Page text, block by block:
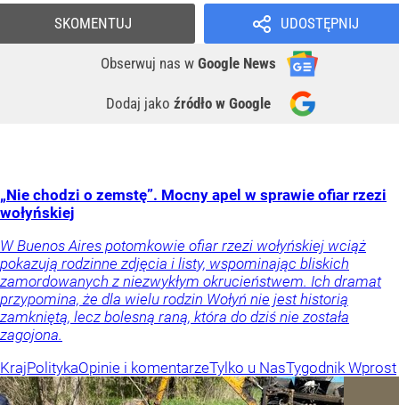
UDOSTĘPNIJ
Obserwuj nas w Google News
Dodaj jako źródło w Google
SKOMENTUJ
„Nie chodzi o zemstę”. Mocny apel w sprawie ofiar rzezi
wołyńskiej
W Buenos Aires potomkowie ofiar rzezi wołyńskiej wciąż
pokazują rodzinne zdjęcia i listy, wspominając bliskich
zamordowanych z niezwykłym okrucieństwem. Ich dramat
przypomina, że dla wielu rodzin Wołyń nie jest historią
zamkniętą, lecz bolesną raną, która do dziś nie została
zagojona.
KrajPolitykaOpinie i komentarzeTylko u NasTygodnik Wprost